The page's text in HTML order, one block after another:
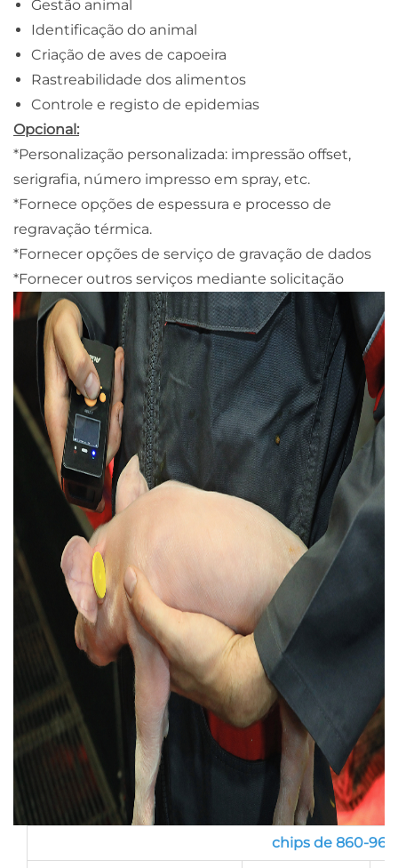
Gestão animal
Identificação do animal
Criação de aves de capoeira
Rastreabilidade dos alimentos
Controle e registo de epidemias
Opcional:
*Personalização personalizada: impressão offset,
serigrafia, número impresso em spray, etc.
*Fornece opções de espessura e processo de
regravação térmica.
*Fornecer opções de serviço de gravação de dados
*Fornecer outros serviços mediante solicitação
chips de 860-960